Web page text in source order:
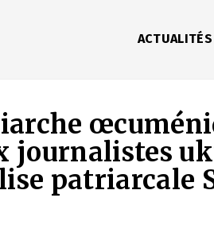
ACTUALITÉS
journalistes
patriarcale